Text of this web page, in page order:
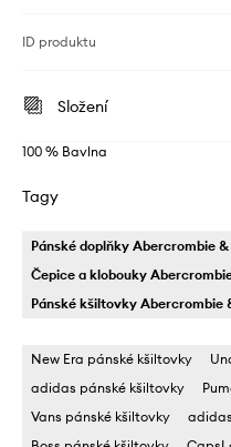
ID produktu
Složení
100 % Bavlna
Tagy
Pánské doplňky Abercrombie
Čepice a klobouky
Pánské kšiltovky Abercrombie
New Era pánské kšiltovky
adidas pánské kšiltovky
Vans pánské kšiltovky